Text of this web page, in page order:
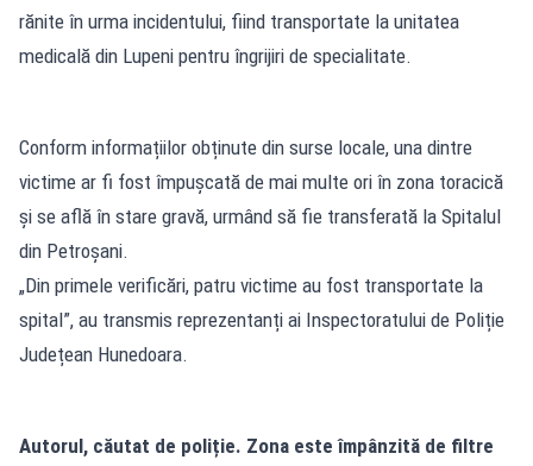
rănite în urma incidentului, fiind transportate la unitatea
medicală din Lupeni pentru îngrijiri de specialitate.
Conform informațiilor obținute din surse locale, una dintre
victime ar fi fost împușcată de mai multe ori în zona toracică
și se află în stare gravă, urmând să fie transferată la Spitalul
din Petroșani.
„Din primele verificări, patru victime au fost transportate la
spital”, au transmis reprezentanți ai Inspectoratului de Poliție
Județean Hunedoara.
Autorul, căutat de poliție. Zona este împânzită de filtre